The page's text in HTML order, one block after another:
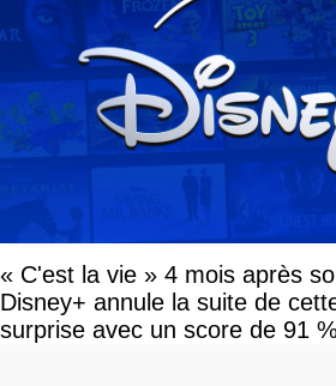
« C'est la vie » 4 mois après
Disney+ annule la suite de
surprise avec un score de 91 %